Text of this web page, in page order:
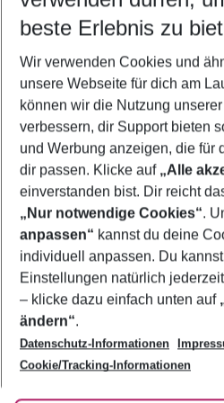
5-8 Nächte
2 Erwachsene Keine Kinder
Mehr Filter
Footer
Footer navigation
Über uns
AGB
Bestpreisgarantie
Cookie-Einstellungen ändern
Cookie-Richtlinie
Agenturbetreuung
Barrierefreies Reisen
Folge uns
beste Erlebnis zu
Wir verwenden Cookies und
unsere Webseite für dich am
können wir die Nutzung
verbessern, dir Support bieten
und Werbung anzeigen, die für
dir passen. Klicke auf „Alle
einverstanden bist. Dir reicht
„Nur notwendige Cookies“.
anpassen“ kannst du deine
individuell anpassen. Du
Einstellungen natürlich
– klicke dazu einfach unten auf
ändern“.
Datenschutz-Informationen
Cookie/Tracking-Informationen